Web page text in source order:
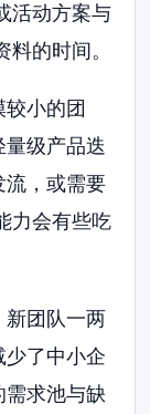
活动方案与
的时间。
小的团
量级产品迭
流，或需要
力会有些吃
新团队一两
少了中小企
需求池与缺